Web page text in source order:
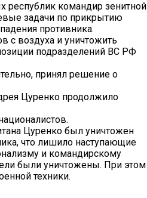
республик командир зенитной
задачи по прикрытию
противника.
с воздуха и уничтожить
подразделений ВС РФ
принял решение о
Цуренко продолжило
Цуренко был уничтожен
что лишило наступающие
и командирскому
были уничтожены. При этом
техники.